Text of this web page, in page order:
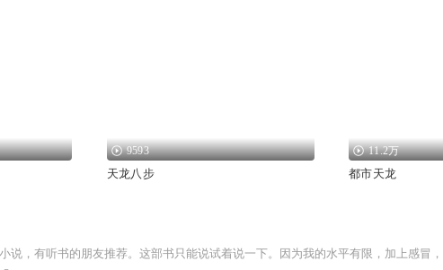
9593
天龙八步
11.2万
都市天龙